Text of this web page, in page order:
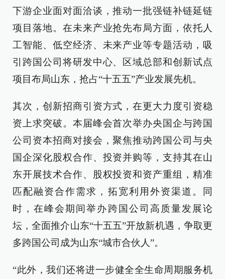
下游企业面对面洽谈，推动一批强链补链延链
项目落地。在未来产业抢先布局方面，依托人
工智能、低空经济、未来产业等专题活动，吸
引跨国公司将研发中心、区域总部和创新试点
项目布局山东，抢占“十五五”产业发展先机。
其次，创新招商引资方式，在更大力度引资稳
资上求突破。本届峰会首次举办央国企与跨国
公司资本招商对接会，聚焦推动跨国公司与央
国企深化股权合作、投资并购等，支持其在山
东开展技术合作、股权投资和资产重组，精准
匹配融资合作需求，拓宽利用外资渠道。同
时，在峰会期间举办跨国公司高质量发展论
坛，全面推介山东“十五五”开放新机遇，争取更
多跨国公司成为山东“城市合伙人”。
“此外，我们还将进一步健全全生命周期服务机